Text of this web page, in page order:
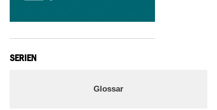
SERIEN
Glossar